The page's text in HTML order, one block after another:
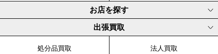
お店を探す
出張買取
処分品買取 法人買取